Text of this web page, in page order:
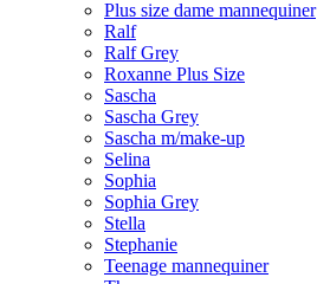
Plus size dame mannequiner
Ralf
Ralf Grey
Roxanne Plus Size
Sascha
Sascha Grey
Sascha m/make-up
Selina
Sophia
Sophia Grey
Stella
Stephanie
Teenage mannequiner